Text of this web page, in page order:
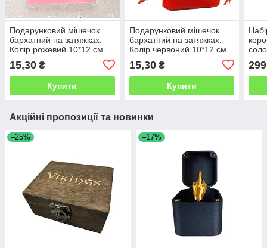
Подарунковий мішечок
бархатний на затяжках.
Колір рожевий 10*12 см.
15,30 ₴
Купити
Подарунковий мішечок
бархатний на затяжках.
Колір червоний 10*12 см.
15,30₴
Купити
299
Акційні пропозиції та новинки
–25% –17%